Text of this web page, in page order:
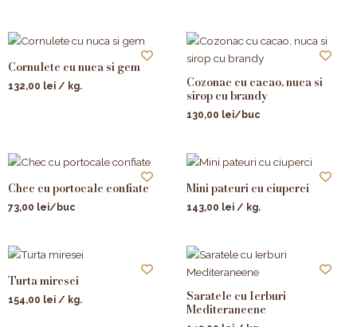
Cornulete cu nuca si gem
132,00 lei / kg.
Cozonac cu cacao, nuca si
sirop cu brandy
130,00 lei/buc
Chec cu portocale confiate
73,00 lei/buc
Mini pateuri cu ciuperci
143,00 lei / kg.
Turta miresei
154,00 lei / kg.
Saratele cu Ierburi
Mediteraneene